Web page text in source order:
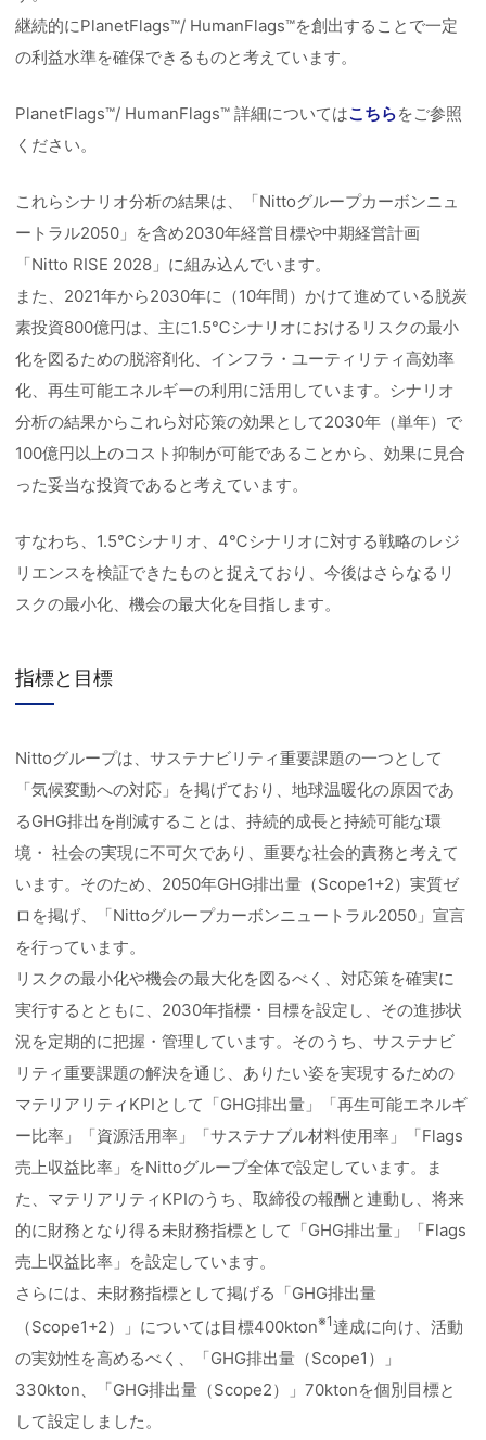
継続的にPlanetFlags™/ HumanFlags™を創出することで一定
の利益水準を確保できるものと考えています。
PlanetFlags™/ HumanFlags™ 詳細についてはこちらをご参照
ください。
これらシナリオ分析の結果は、「Nittoグループカーボンニュ
ートラル2050」を含め2030年経営目標や中期経営計画
「Nitto RISE 2028」に組み込んでいます。
また、2021年から2030年に（10年間）かけて進めている脱炭
素投資800億円は、主に1.5℃シナリオにおけるリスクの最小
化を図るための脱溶剤化、インフラ・ユーティリティ高効率
化、再生可能エネルギーの利用に活用しています。シナリオ
分析の結果からこれら対応策の効果として2030年（単年）で
100億円以上のコスト抑制が可能であることから、効果に見合
った妥当な投資であると考えています。
すなわち、1.5℃シナリオ、4℃シナリオに対する戦略のレジ
リエンスを検証できたものと捉えており、今後はさらなるリ
スクの最小化、機会の最大化を目指します。
指標と目標
Nittoグループは、サステナビリティ重要課題の一つとして
「気候変動への対応」を掲げており、地球温暖化の原因であ
るGHG排出を削減することは、持続的成長と持続可能な環
境・ 社会の実現に不可欠であり、重要な社会的責務と考えて
います。そのため、2050年GHG排出量（Scope1+2）実質ゼ
ロを掲げ、「Nittoグループカーボンニュートラル2050」宣言
を行っています。
リスクの最小化や機会の最大化を図るべく、対応策を確実に
実行するとともに、2030年指標・目標を設定し、その進捗状
況を定期的に把握・管理しています。そのうち、サステナビ
リティ重要課題の解決を通じ、ありたい姿を実現するための
マテリアリティKPIとして「GHG排出量」「再生可能エネルギ
ー比率」「資源活用率」「サステナブル材料使用率」「Flags
売上収益比率」をNittoグループ全体で設定しています。ま
た、マテリアリティKPIのうち、取締役の報酬と連動し、将来
的に財務となり得る未財務指標として「GHG排出量」「Flags
売上収益比率」を設定しています。
さらには、未財務指標として掲げる「GHG排出量
（Scope1+2）」については目標400kton※1達成に向け、活動
の実効性を高めるべく、「GHG排出量（Scope1）」
330kton、「GHG排出量（Scope2）」70ktonを個別目標と
して設定しました。